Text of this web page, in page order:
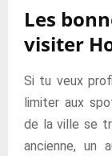
Les
visiter
Si tu veux
limiter aux
de la ville se
ancienne, un